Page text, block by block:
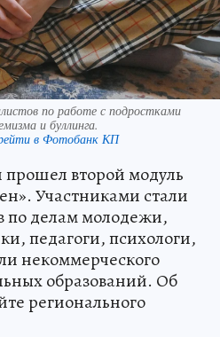
по работе с подростками
и буллинга.
в Фотобанк КП
прошел второй модуль
Участниками стали
по делам молодежи,
педагоги, психологи,
некоммерческого
образований. Об
регионального